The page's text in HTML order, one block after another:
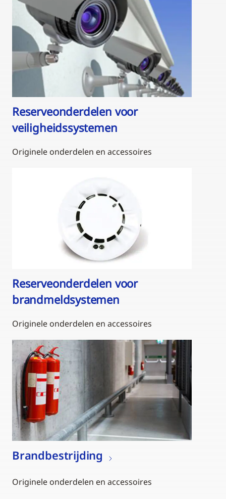
Reserveonderdelen voor
veiligheidssystemen
Originele onderdelen en accessoires
Reserveonderdelen voor
brandmeldsystemen
Originele onderdelen en accessoires
Brandbestrijding
Originele onderdelen en accessoires